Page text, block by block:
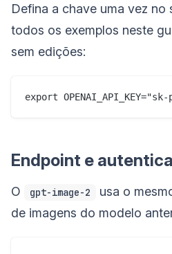
Defina a chave uma vez no
todos os exemplos neste
sem edições:
Endpoint e
O gpt-image-2
usa o
de imagens do modelo